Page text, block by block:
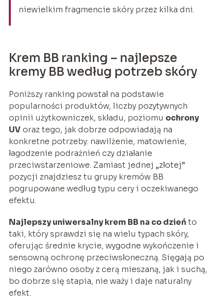
niewielkim fragmencie skóry przez kilka dni.
Krem BB ranking – najlepsze
kremy BB według potrzeb skóry
Poniższy ranking powstał na podstawie
popularności produktów, liczby pozytywnych
opinii użytkowniczek, składu, poziomu ochrony
UVoraz tego, jak dobrze odpowiadają na
konkretne potrzeby: nawilżenie, matowienie,
łagodzenie podrażnień czy działanie
przeciwstarzeniowe. Zamiast jednej „złotej”
pozycji znajdziesz tu grupy kremów BB
pogrupowane według typu cery i oczekiwanego
efektu.
Najlepszy uniwersalny krem BB na co dzieńto
taki, który sprawdzi się na wielu typach skóry,
oferując średnie krycie, wygodne wykończenie i
sensowną ochronę przeciwsłoneczną. Sięgają po
niego zarówno osoby z cerą mieszaną, jak i suchą,
bo dobrze się stapia, nie waży i daje naturalny
efekt.